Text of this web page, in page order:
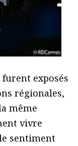
exposés
régionales,
même
vivre
sentiment